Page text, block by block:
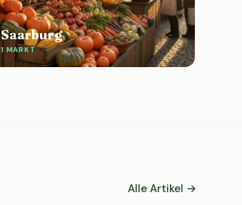
Saarburg
1 MARKT
Alle Artikel →